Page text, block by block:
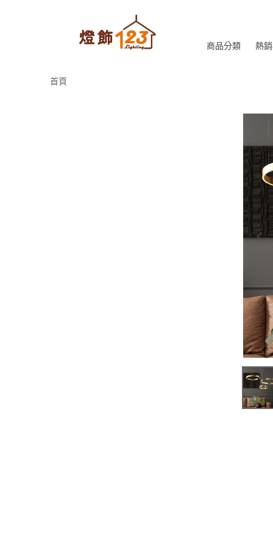
商品分類 熱
首頁